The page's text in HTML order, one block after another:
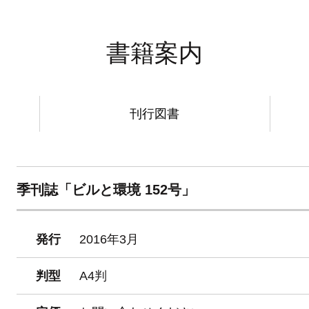
書籍案内
刊行図書
季刊誌「ビルと環境 152号」
発行 2016年3月
判型 A4判